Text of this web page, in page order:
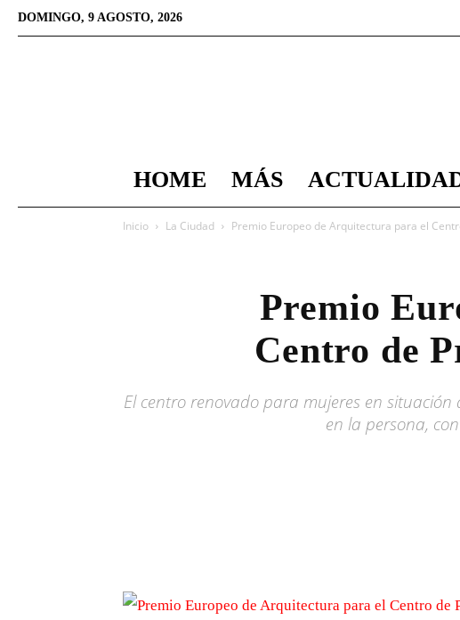
DOMINGO, 9 AGOSTO, 2026
HOME MÁS
Inicio La Ciudad Premio Europeo de Arquitectura para el
Premio
Centro de
El centro renovado para mujeres en
en la persona,